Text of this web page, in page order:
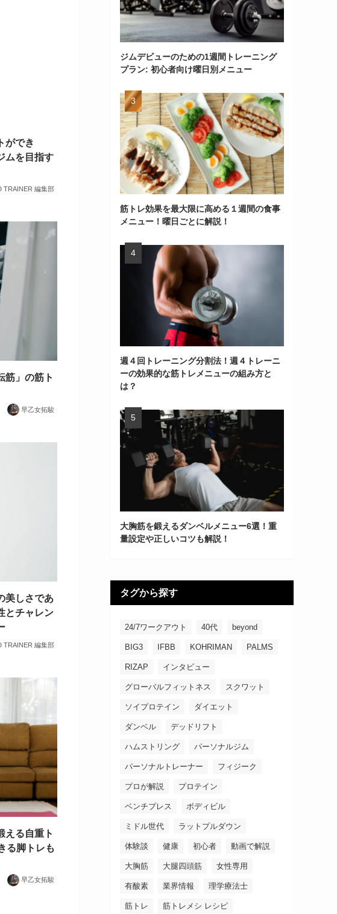
ができ
ムを目指す
TRAINER 編集部
筋」の筋ト
早乙女拓駿
美しさであ
とチャレン
TRAINER 編集部
える自重ト
る脚トレも
早乙女拓駿
ジムデビューのための1週間トレーニング
プラン: 初心者向け曜日別メニュー
筋トレ効果を最大限に高める１週間の食事
メニュー！曜日ごとに解説！
週４回トレーニング分割法！週４トレーニ
ーの効果的な筋トレメニューの組み方と
は？
大胸筋を鍛えるダンベルメニュー6選！重
量設定や正しいコツも解説！
タグから探す
24/7ワークアウト 40代 beyond
BIG3 IFBB KOHRIMAN PALMS
RIZAP インタビュー
グローバルフィットネス スクワット
ソイプロテイン ダイエット
ダンベル デッドリフト
ハムストリング パーソナルジム
パーソナルトレーナー フィジーク
プロが解説 プロテイン
ベンチプレス ボディビル
ミドル世代 ラットプルダウン
体験談 健康 初心者 動画で解説
大胸筋 大腿四頭筋 女性専用
有酸素 業界情報 理学療法士
筋トレ 筋トレメシ レシピ